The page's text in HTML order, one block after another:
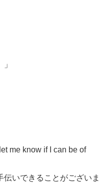
me know if I can be of
伝いできることがございま